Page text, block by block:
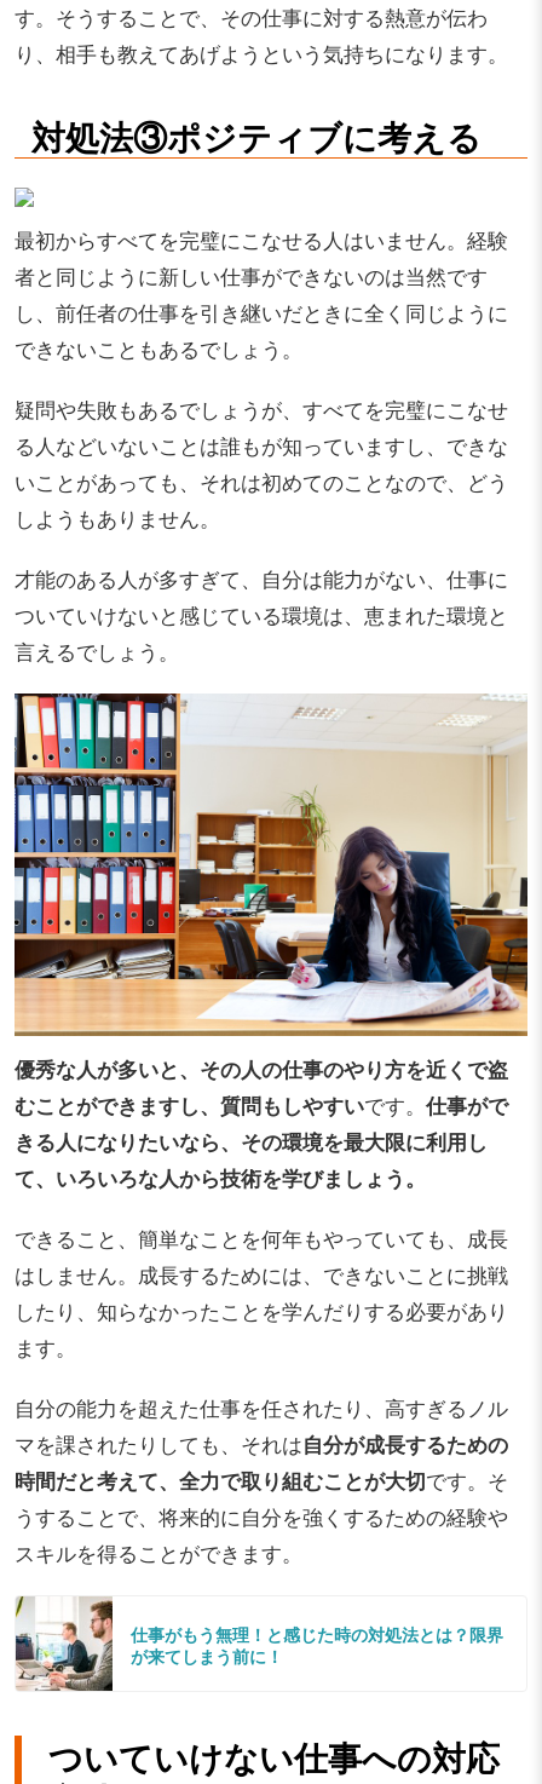
す。そうすることで、その仕事に対する熱意が伝わ
り、相手も教えてあげようという気持ちになります。
対処法③ポジティブに考える
最初からすべてを完璧にこなせる人はいません。経験
者と同じように新しい仕事ができないのは当然です
し、前任者の仕事を引き継いだときに全く同じように
できないこともあるでしょう。
疑問や失敗もあるでしょうが、すべてを完璧にこなせ
る人などいないことは誰もが知っていますし、できな
いことがあっても、それは初めてのことなので、どう
しようもありません。
才能のある人が多すぎて、自分は能力がない、仕事に
ついていけないと感じている環境は、恵まれた環境と
言えるでしょう。
優秀な人が多いと、その人の仕事のやり方を近くで盗
むことができますし、質問もしやすいです。 仕事がで
きる人になりたいなら、その環境を最大限に利用し
て、いろいろな人から技術を学びましょう。
できること、簡単なことを何年もやっていても、成長
はしません。成長するためには、できないことに挑戦
したり、知らなかったことを学んだりする必要があり
ます。
自分の能力を超えた仕事を任されたり、高すぎるノル
マを課されたりしても、それは自分が成長するための
時間だと考えて、全力で取り組むことが大切です。そ
うすることで、将来的に自分を強くするための経験や
スキルを得ることができます。
仕事がもう無理！と感じた時の対処法とは？限界
が来てしまう前に！
ついていけない仕事への対応